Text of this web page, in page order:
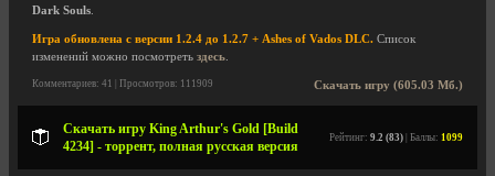
Dark Souls
Игра обновлена с версии 1.2.4 до 1.2.7 + Ashes of Vados DLC. Список
изменений можно посмотреть здесь
Скачать игру (605.03 Мб.)
Комментариев: 41 | Просмотров: 111909
Скачать игру King Arthur's Gold [Build
4234] - торрент, полная русская версия
Рейтинг: 9.2 (83) | Баллы: 1099